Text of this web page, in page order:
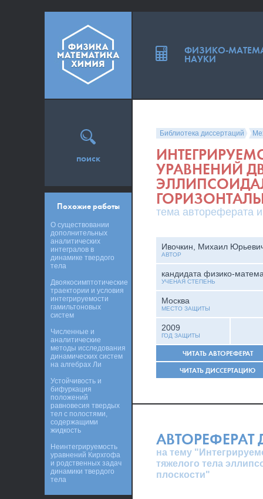
Библиотека диссертаций
УРАВНЕНИЙ
тема автореферата
Ивочкин, Михаил
АВТОР
кандидата физико-
УЧЕНАЯ СТЕПЕНЬ
Москва
МЕСТО ЗАЩИТЫ
2009
ГОД ЗАЩИТЫ
ЧИТАТЬ АВТОРЕФЕРАТ
ЧИТАТЬ ДИССЕРТАЦИЮ
АВТОРЕФЕРАТ
на тему
тяжелого тела
плоскости"
поиск
Похожие работы
О существовании
дополнительных
аналитических
интегралов в
динамике твердого
тела
Двоякосимптотические
траектории и условия
интегрируемости
гамильтоновых
систем
Численные и
аналитические
методы исследования
динамических систем
на алгебрах Ли
Устойчивость и
бифуркация
положений
равновесия твердых
тел с полостями,
содержащими
жидкость
Неинтегрируемость
уравнений Кирхгофа
и родственных задач
динамики твердого
тела
ФИЗИКО-
НАУКИ